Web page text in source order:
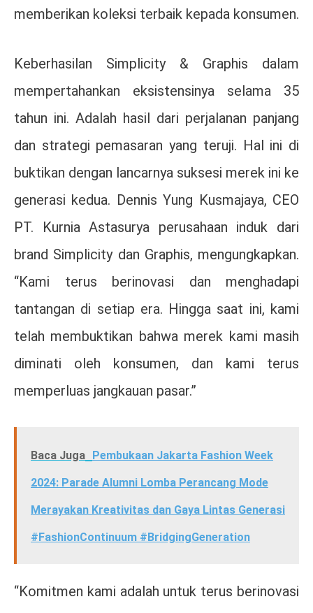
memberikan koleksi terbaik kepada konsumen.
Keberhasilan Simplicity & Graphis dalam
mempertahankan eksistensinya selama 35
tahun ini. Adalah hasil dari perjalanan panjang
dan strategi pemasaran yang teruji. Hal ini di
buktikan dengan lancarnya suksesi merek ini ke
generasi kedua. Dennis Yung Kusmajaya, CEO
PT. Kurnia Astasurya perusahaan induk dari
brand Simplicity dan Graphis, mengungkapkan.
“Kami terus berinovasi dan menghadapi
tantangan di setiap era. Hingga saat ini, kami
telah membuktikan bahwa merek kami masih
diminati oleh konsumen, dan kami terus
memperluas jangkauan pasar.”
Baca Juga Pembukaan Jakarta Fashion Week
2024: Parade Alumni Lomba Perancang Mode
Merayakan Kreativitas dan Gaya Lintas Generasi
#FashionContinuum #BridgingGeneration
“Komitmen kami adalah untuk terus berinovasi